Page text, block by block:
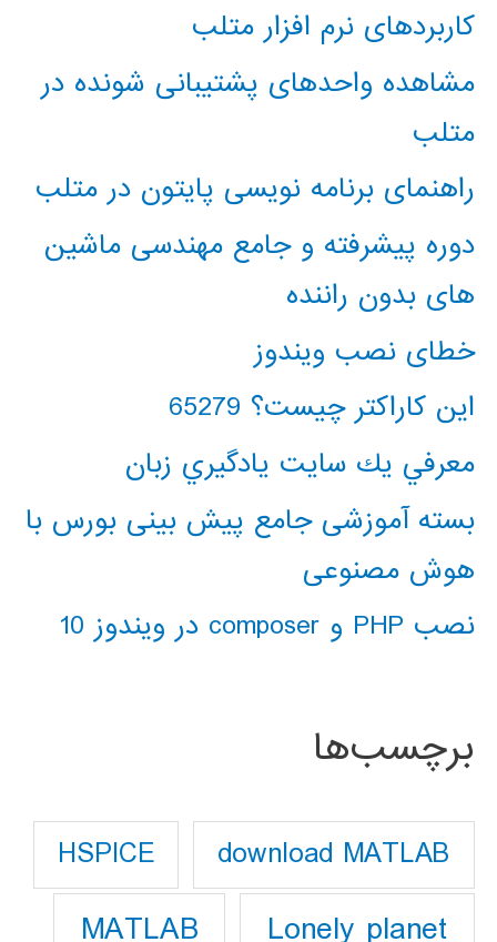
کاربردهای نرم افزار متلب
مشاهده واحدهای پشتیبانی شونده در
متلب
راهنمای برنامه نویسی پایتون در متلب
دوره پیشرفته و جامع مهندسی ماشین
های بدون راننده
خطای نصب ویندوز
این کاراکتر چیست؟ 65279
معرفي يك سايت يادگيري زبان
بسته آموزشی جامع پیش بینی بورس با
هوش مصنوعی
نصب PHP و composer در ویندوز 10
برچسب‌ها
download MATLAB
HSPICE
Lonely planet
MATLAB